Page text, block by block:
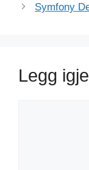
Symfony
Legg